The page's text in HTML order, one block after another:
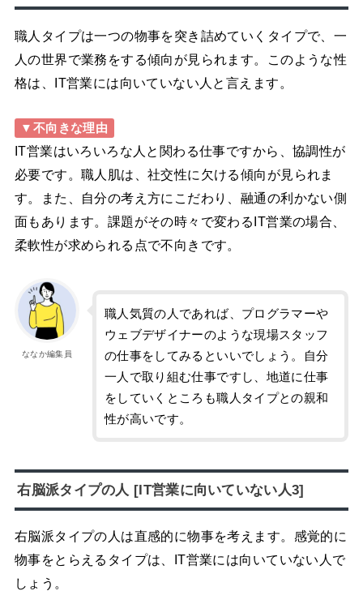
職人タイプは一つの物事を突き詰めていくタイプで、一
人の世界で業務をする傾向が見られます。このような性
格は、IT営業には向いていない人と言えます。
▼不向きな理由
IT営業はいろいろな人と関わる仕事ですから、協調性が
必要です。職人肌は、社交性に欠ける傾向が見られま
す。また、自分の考え方にこだわり、融通の利かない側
面もあります。課題がその時々で変わるIT営業の場合、
柔軟性が求められる点で不向きです。
ななか編集員
職人気質の人であれば、プログラマーや
ウェブデザイナーのような現場スタッフ
の仕事をしてみるといいでしょう。自分
一人で取り組む仕事ですし、地道に仕事
をしていくところも職人タイプとの親和
性が高いです。
右脳派タイプの人 [IT営業に向いていない人3]
右脳派タイプの人は直感的に物事を考えます。感覚的に
物事をとらえるタイプは、IT営業には向いていない人で
しょう。